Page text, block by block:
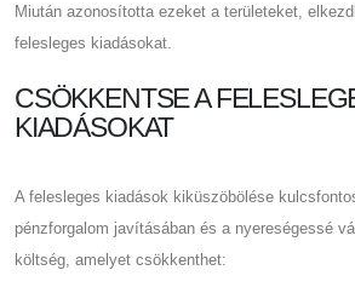
Miután azonosította ezeket a területeket,
felesleges kiadásokat.
CSÖKKENTSE A
KIADÁSOKAT
A felesleges kiadások kiküszöbölése
pénzforgalom javításában és a nyereségessé
költség, amelyet csökkenthet: